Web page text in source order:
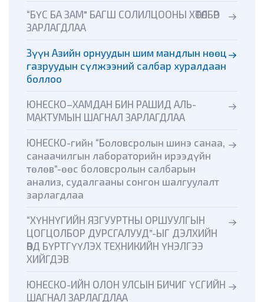
“БҮС БА ЗАМ" БАГШ СОЛИЛЦООНЫ ХӨТӨЛБӨР
ЗАРЛАГДЛАА
Зүүн Азийн орнуудын шим мандлын нөөц
газруудын сүлжээний салбар хуралдаан
боллоо
ЮНЕСКО–ХАМДАН БИН РАШИД АЛЬ-
МАКТУМЫН ШАГНАЛ ЗАРЛАГДЛАА
ЮНЕСКО-гийн “Боловсролын шинэ санаа,
санаачилгын лабораторийн ирээдүйн
төлөв”-өөс боловсролын салбарын
анализ, судалгааны сонгон шалгуулалт
зарлагдлаа
“ХҮННҮГИЙН ЯЗГУУРТНЫ ОРШУУЛГЫН
ЦОГЦОЛБОР ДУРСГАЛУУД”-ЫГ ДЭЛХИЙН
ӨВД БҮРТГҮҮЛЭХ ТЕХНИКИЙН ҮНЭЛГЭЭ
ХИЙГДЭВ
ЮНЕСКО-ИЙН ОЛОН УЛСЫН БИЧИГ ҮСГИЙН
ШАГНАЛ ЗАРЛАГДЛАА